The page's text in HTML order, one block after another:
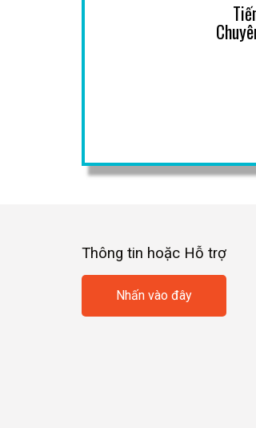
Thông tin hoặc Hỗ trợ
Nhấn vào đây